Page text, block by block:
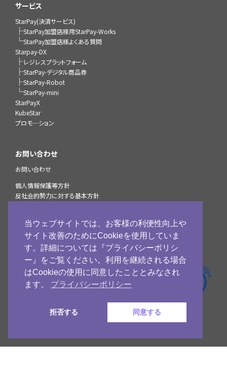
サービス
StarPay(決済サービス)
├StarPay加盟店様用StarPay-Works
└StarPay加盟店様よくある質問
Starpay-DX
├レジレスプラットフォーム
├StarPay-デジタル商品券
├StarPay-Robot
└StarPay-mini
StarPayX
KubeStar
プロモ―ション
お問い合わせ
お問い合わせ
個人情報保護等方針
反社会的勢力に対する基本方針
加盟店様へのお知らせ
古物営業法に基づく表示
ネットスターズ
公式Facebook
当ウェブサイトでは、お客様の利便性向上や
サイト改善のためにCookieを使用していま
す。詳細については『プライバシーポリシ
ー』をご覧ください。利用を継続される場合
はCookieの使用に同意したこととみなされ
ます。 プライバシーポリシー
拒否する 同意する